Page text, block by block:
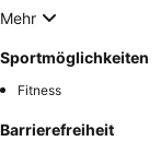
Mehr
Sportmöglichkeiten
Fitness
Barrierefreiheit